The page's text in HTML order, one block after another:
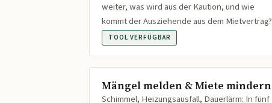
weiter, was wird aus der Kaution, und wie
kommt der Ausziehende aus dem Mietvertrag?
TOOL VERFÜGBAR
Mängel melden & Miete mindern
Schimmel, Heizungsausfall, Dauerlärm: In fünf